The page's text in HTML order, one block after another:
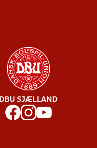
DBU SJÆLLAND